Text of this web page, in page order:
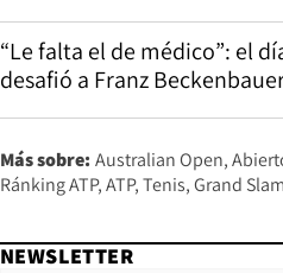
“Le falta el de médico”: el
desafió a Franz
Más sobre: Australian Open
Ránking ATP ATP Tenis Grand Slam
NEWSLETTER